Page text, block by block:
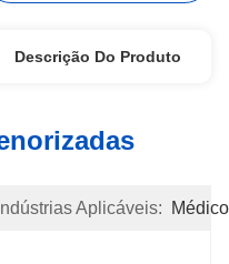
Descrição Do Produto
Indústrias Aplicáveis: Médico